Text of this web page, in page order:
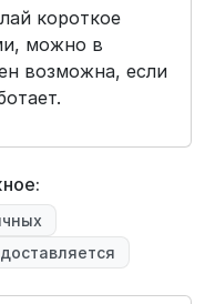
короткое
можно в
возможна, если